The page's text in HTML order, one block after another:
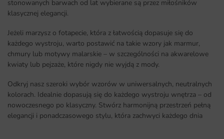
stonowanych barwach od lat wybierane są przez miłośników
klasycznej elegancji.
Jeżeli marzysz o fotapecie, która z łatwością dopasuje się do
każdego wystroju, warto postawić na takie wzory jak marmur,
chmury lub motywy malarskie – w szczególności na akwarelowe
kwiaty lub pejzaże, które nigdy nie wyjdą z mody.
Odkryj nasz szeroki wybór wzorów w uniwersalnych, neutralnych
kolorach. Idealnie dopasują się do każdego wystroju wnętrza – od
nowoczesnego po klasyczny. Stwórz harmonijną przestrzeń pełną
elegancji i ponadczasowego stylu, która zachwyci każdego dnia